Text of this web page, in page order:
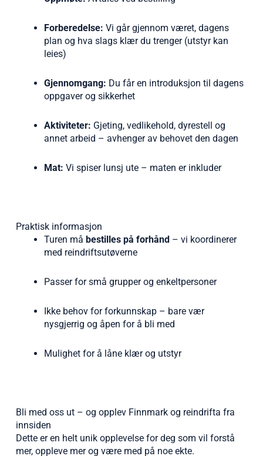
Forberedelse: Vi går gjennom været, dagens
plan og hva slags klær du trenger (utstyr kan
leies)
Gjennomgang: Du får en introduksjon til dagens
oppgaver og sikkerhet
Aktiviteter: Gjeting, vedlikehold, dyrestell og
annet arbeid – avhenger av behovet den dagen
Mat: Vi spiser lunsj ute – maten er inkluder
Praktisk informasjon
Turen måbestilles på forhånd – vi koordinerer
med reindriftsutøverne
Passer for små grupper og enkeltpersoner
Ikke behov for forkunnskap – bare vær
nysgjerrig og åpen for å bli med
Mulighet for å låne klær og utstyr
Bli med oss ut – og opplev Finnmark og reindrifta fra
innsiden
Dette er en helt unik opplevelse for deg som vil forstå
mer, oppleve mer og være med på noe ekte.